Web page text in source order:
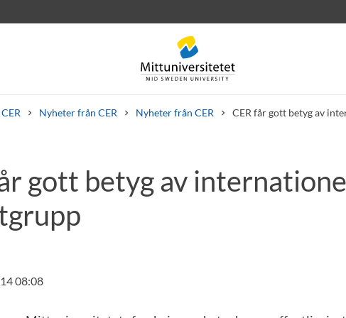
CER Nyheter från CER Nyheter från CER CER får gott betyg av
PersonalLediga jobb
gott betyg av
08:08